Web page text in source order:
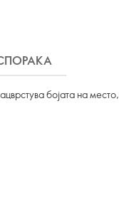
бојата на место,